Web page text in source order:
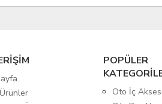
POPÜLER
Oto İç